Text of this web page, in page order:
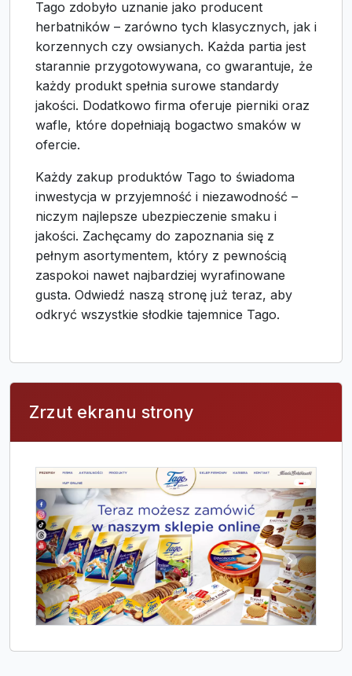
Tago zdobyło uznanie jako producent
herbatników – zarówno tych klasycznych, jak i
korzennych czy owsianych. Każda partia jest
starannie przygotowywana, co gwarantuje, że
każdy produkt spełnia surowe standardy
jakości. Dodatkowo firma oferuje pierniki oraz
wafle, które dopełniają bogactwo smaków w
ofercie.
Każdy zakup produktów Tago to świadoma
inwestycja w przyjemność i niezawodność –
niczym najlepsze ubezpieczenie smaku i
jakości. Zachęcamy do zapoznania się z
pełnym asortymentem, który z pewnością
zaspokoi nawet najbardziej wyrafinowane
gusta. Odwiedź naszą stronę już teraz, aby
odkryć wszystkie słodkie tajemnice Tago.
Zrzut ekranu strony